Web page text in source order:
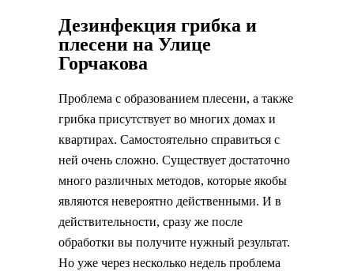
Дезинфекция грибка и
плесени на Улице
Горчакова
Проблема с образованием плесени, а также
грибка присутствует во многих домах и
квартирах. Самостоятельно справиться с
ней очень сложно. Существует достаточно
много различных методов, которые якобы
являются невероятно действенными. И в
действительности, сразу же после
обработки вы получите нужный результат.
Но уже через несколько недель проблема